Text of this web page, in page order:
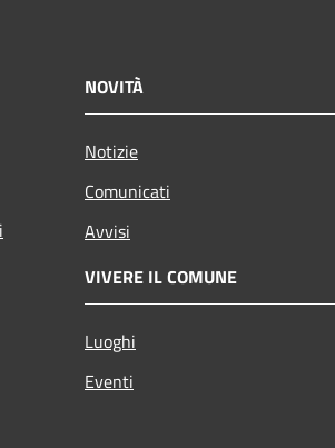
NOVITÀ
Notizie
Comunicati
Avvisi
VIVERE IL COMUNE
Luoghi
Eventi